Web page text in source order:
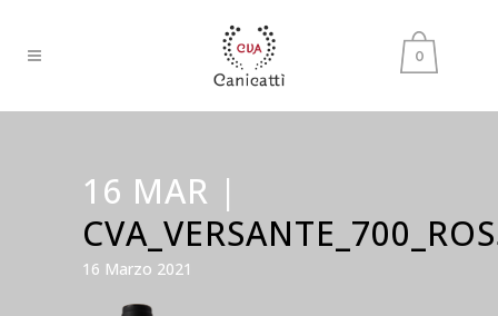
0
16 MAR |
16 Marzo 2021